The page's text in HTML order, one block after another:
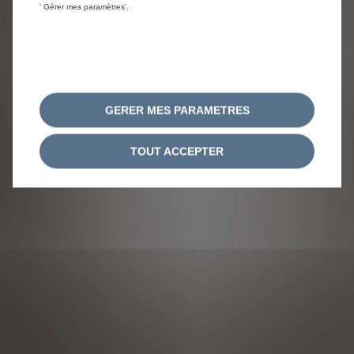
MENTIONS LÉGALES
' Gérer mes paramètres'.
GERER MES PARAMETRES
TOUT ACCEPTER